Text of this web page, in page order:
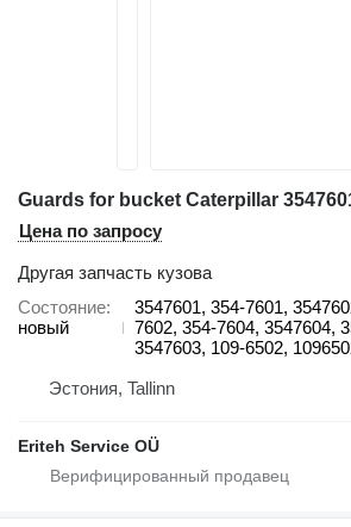
Цена по запросу
Другая запчасть кузова
Состояние
новый
3547601, 354-7601,
7602, 354-7604, 3547604,
3547603, 109-6502,
Эстония, Tallinn
Eriteh Service OÜ